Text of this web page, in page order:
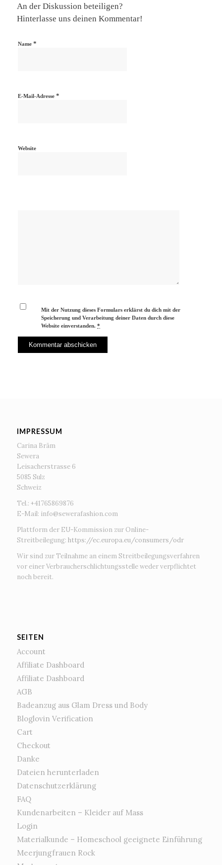
An der Diskussion beteiligen?
Hinterlasse uns deinen Kommentar!
Name *
E-Mail-Adresse *
Website
Mit der Nutzung dieses Formulars erklärst du dich mit der
Speicherung und Verarbeitung deiner Daten durch diese
Website einverstanden.*
IMPRESSUM
Carina Bräm
Sewera
Leisacherstrasse 6
5085 Sulz
Schweiz
Tel.: +41765869876
E-Mail: info@sewerafashion.com
Plattform der EU-Kommission zur Online-
Streitbeilegung: https://ec.europa.eu/consumers/odr
Wir sind zur Teilnahme an einem Streitbeilegungsverfahren
vor einer Verbraucherschlichtungsstelle weder verpflichtet
noch bereit.
SEITEN
Account
Affiliate Dashboard
Affiliate Dashboard
AGB
Badeanzug aus Glam Dress und Body
Bloglovin Verification
Cart
Checkout
Danke
Dateien herunterladen
Datenschutzerklärung
FAQ
Kundenarbeiten – Kleider auf Mass
Login
Materialkunde – Homeschool geeignete Einführung
Meerjungfrauen Rock